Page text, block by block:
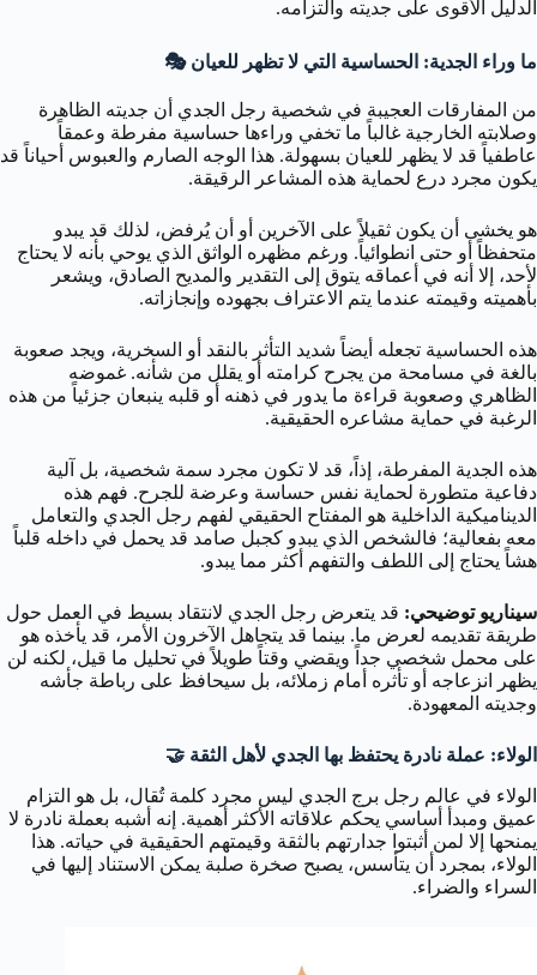
الدليل الأقوى على جديته والتزامه.
ما وراء الجدية: الحساسية التي لا تظهر للعيان 🎭
من المفارقات العجيبة في شخصية رجل الجدي أن جديته الظاهرة
وصلابته الخارجية غالباً ما تخفي وراءها حساسية مفرطة وعمقاً
عاطفياً قد لا يظهر للعيان بسهولة. هذا الوجه الصارم والعبوس أحياناً قد
يكون مجرد درع لحماية هذه المشاعر الرقيقة.
هو يخشى أن يكون ثقيلاً على الآخرين أو أن يُرفض، لذلك قد يبدو
متحفظاً أو حتى انطوائياً. ورغم مظهره الواثق الذي يوحي بأنه لا يحتاج
لأحد، إلا أنه في أعماقه يتوق إلى التقدير والمديح الصادق، ويشعر
بأهميته وقيمته عندما يتم الاعتراف بجهوده وإنجازاته.
هذه الحساسية تجعله أيضاً شديد التأثر بالنقد أو السخرية، ويجد صعوبة
بالغة في مسامحة من يجرح كرامته أو يقلل من شأنه. غموضه
الظاهري وصعوبة قراءة ما يدور في ذهنه أو قلبه ينبعان جزئياً من هذه
الرغبة في حماية مشاعره الحقيقية.
هذه الجدية المفرطة، إذاً، قد لا تكون مجرد سمة شخصية، بل آلية
دفاعية متطورة لحماية نفس حساسة وعرضة للجرح. فهم هذه
الديناميكية الداخلية هو المفتاح الحقيقي لفهم رجل الجدي والتعامل
معه بفعالية؛ فالشخص الذي يبدو كجبل صامد قد يحمل في داخله قلباً
هشاً يحتاج إلى اللطف والتفهم أكثر مما يبدو.
سيناريو توضيحي: قد يتعرض رجل الجدي لانتقاد بسيط في العمل حول
طريقة تقديمه لعرض ما. بينما قد يتجاهل الآخرون الأمر، قد يأخذه هو
على محمل شخصي جداً ويقضي وقتاً طويلاً في تحليل ما قيل، لكنه لن
يظهر انزعاجه أو تأثره أمام زملائه، بل سيحافظ على رباطة جأشه
وجديته المعهودة.
الولاء: عملة نادرة يحتفظ بها الجدي لأهل الثقة 🤝
الولاء في عالم رجل برج الجدي ليس مجرد كلمة تُقال، بل هو التزام
عميق ومبدأ أساسي يحكم علاقاته الأكثر أهمية. إنه أشبه بعملة نادرة لا
يمنحها إلا لمن أثبتوا جدارتهم بالثقة وقيمتهم الحقيقية في حياته. هذا
الولاء، بمجرد أن يتأسس، يصبح صخرة صلبة يمكن الاستناد إليها في
السراء والضراء.